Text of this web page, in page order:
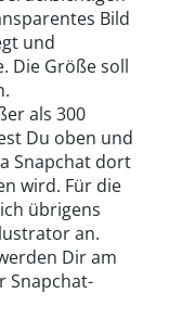
Bild
und
Die Größe soll
als 300
Du oben und
Snapchat dort
wird. Für die
übrigens
an.
Dir am
Snapchat-